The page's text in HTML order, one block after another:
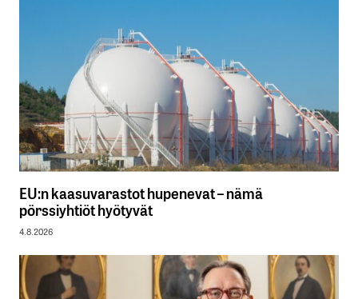
EU:n kaasuvarastot hupenevat – nämä
pörssiyhtiöt hyötyvät
4.8.2026